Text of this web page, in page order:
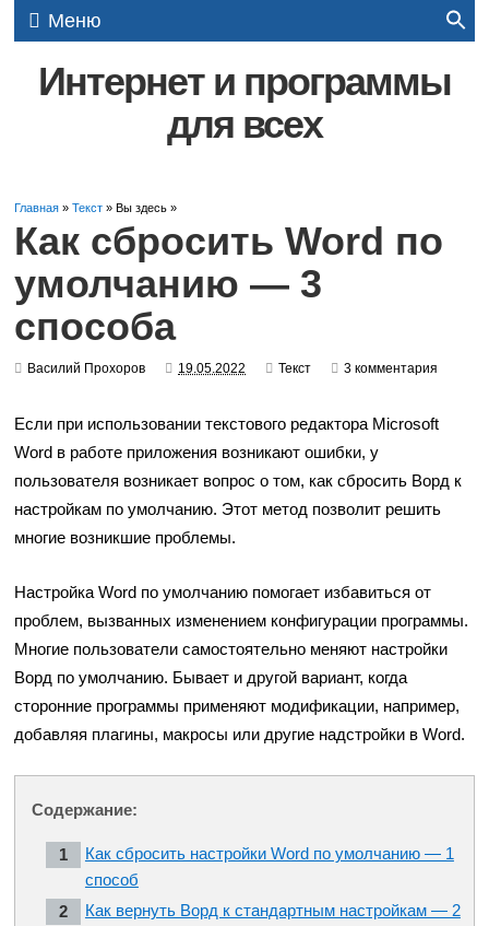
Меню
Интернет и программы
для всех
Главная »Текст » Вы здесь »
Как сбросить Word по
умолчанию — 3
способа
Василий Прохоров 19.05.2022 Текст 3 комментария
Если при использовании текстового редактора Microsoft
Word в работе приложения возникают ошибки, у
пользователя возникает вопрос о том, как сбросить Ворд к
настройкам по умолчанию. Этот метод позволит решить
многие возникшие проблемы.
Настройка Word по умолчанию помогает избавиться от
проблем, вызванных изменением конфигурации программы.
Многие пользователи самостоятельно меняют настройки
Ворд по умолчанию. Бывает и другой вариант, когда
сторонние программы применяют модификации, например,
добавляя плагины, макросы или другие надстройки в Word.
Содержание:
Как сбросить настройки Word по умолчанию — 1
способ
Как вернуть Ворд к стандартным настройкам — 2